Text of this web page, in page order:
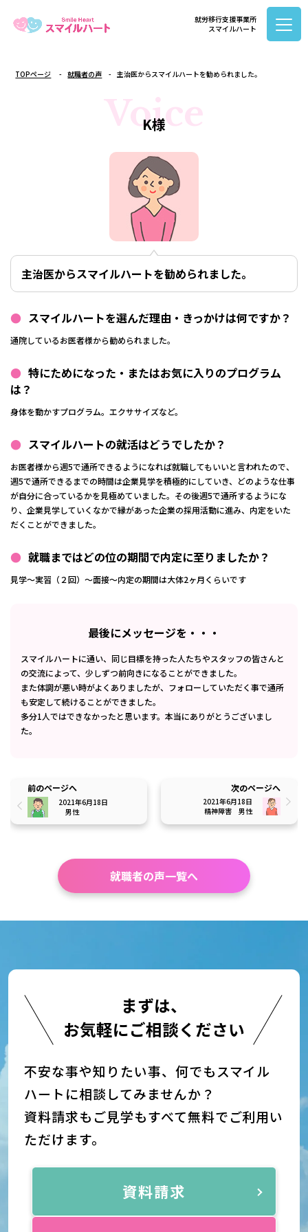
就労移行支援事業所
スマイルハート
TOPページ 就職者の声 主治医からスマイルハートを勧められました。
K様
Voice
主治医からスマイルハートを勧められました。
スマイルハートを選んだ理由・きっかけは何ですか？
通院しているお医者様から勧められました。
特にためになった・またはお気に入りのプログラム
は？
身体を動かすプログラム。エクササイズなど。
スマイルハートの就活はどうでしたか？
お医者様から週5で通所できるようになれば就職してもいいと言われたので、
週5で通所できるまでの時間は企業見学を積極的にしていき、どのような仕事
が自分に合っているかを見極めていました。その後週5で通所するようにな
り、企業見学していくなかで縁があった企業の採用活動に進み、内定をいた
だくことができました。
就職まではどの位の期間で内定に至りましたか？
見学〜実習（２回）〜面接〜内定の期間は大体2ヶ月くらいです
最後にメッセージを・・・
スマイルハートに通い、同じ目標を持った人たちやスタッフの皆さんと
の交流によって、少しずつ前向きになることができました。
また体調が悪い時がよくありましたが、フォローしていただく事で通所
も安定して続けることができました。
多分1人ではできなかったと思います。本当にありがとうございまし
た。
前のページへ
2021年6月18日
男性
次のページへ
2021年6月18日
精神障害
男性
就職者の声一覧へ
まずは、
お気軽にご相談ください
不安な事や知りたい事、何でもスマイル
ハートに相談してみませんか？
資料請求もご見学もすべて無料でご利用い
ただけます。
資料請求